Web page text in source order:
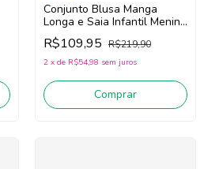
Conjunto Blusa Manga
Longa e Saia Infantil Menina
Mon Sucré 138020096 (Off
White/Amarelo)
R$109,95 R$219,90
2 x de R$54,98 sem juros
Comprar